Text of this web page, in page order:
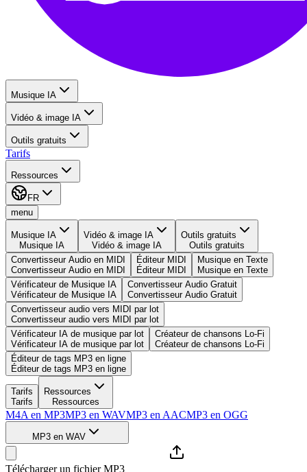
Musique IA
Vidéo & image IA
Outils gratuits
Tarifs
Ressources
FR
menu
Musique IA
Musique IA
Vidéo & image IA
Vidéo & image IA
Outils gratuits
Outils gratuits
Convertisseur Audio en MIDI
Convertisseur Audio en MIDI
Éditeur MIDI
Éditeur MIDI
Musique en Texte
Musique en Texte
Vérificateur de Musique IA
Vérificateur de Musique IA
Convertisseur Audio Gratuit
Convertisseur Audio Gratuit
Convertisseur audio vers MIDI par lot
Convertisseur audio vers MIDI par lot
Vérificateur IA de musique par lot
Vérificateur IA de musique par lot
Créateur de chansons Lo-Fi
Créateur de chansons Lo-Fi
Éditeur de tags MP3 en ligne
Éditeur de tags MP3 en ligne
Tarifs
Tarifs
Ressources
Ressources
M4A en MP3MP3 en WAVMP3 en AACMP3 en OGG
MP3 en WAV
Télécharger un fichier MP3